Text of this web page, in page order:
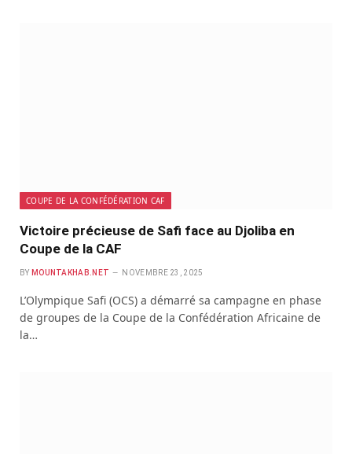
COUPE DE LA CONFÉDÉRATION CAF
Victoire précieuse de Safi face au Djoliba en
Coupe de la CAF
BY MOUNTAKHAB.NET NOVEMBRE 23, 2025
L’Olympique Safi (OCS) a démarré sa campagne en phase
de groupes de la Coupe de la Confédération Africaine de
la…